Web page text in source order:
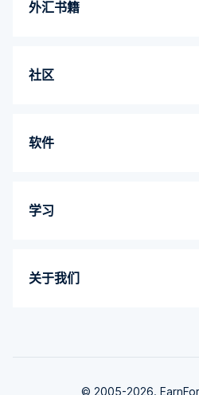
外汇书籍
社区
软件
学习
关于我们
© 2005-2026.